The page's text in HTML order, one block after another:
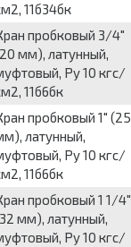
11б34бк
пробковый 3/4"
мм), латунный,
Py 10 кгс/
11б6бк
пробковый 1" (25
латунный,
Py 10 кгс/
11б6бк
пробковый 1 1/4"
мм), латунный,
Py 10 кгс/